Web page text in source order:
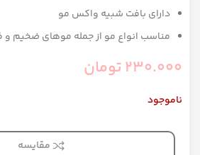
دارای بافت شبیه واکس مو
مناسب انواع مو از جمله موهای ضخیم و
230.000تومان
ناموجود
مقایسه